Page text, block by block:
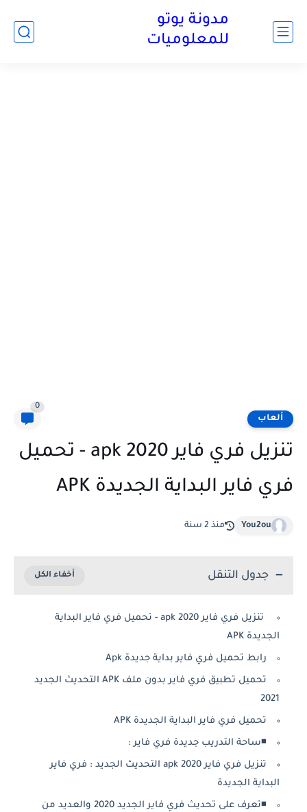
مدونة يوتو
للمعلوميات
ألعاب
0
تنزيل فري فاير 2020 apk - تحميل
فري فاير البداية الجديدة APK
You2ou منذ 2 سنة
جدول التنقل
تنزيل فري فاير 2020 apk - تحميل فري فاير البداية
الجديدة APK
رابط تحميل فري فاير بداية جديدة Apk
تحميل تطبيق فري فاير بدون ملف APK التحديث الجديد
2021
تحميل فري فاير البداية الجديدة APK
◾ساحة التدريب جديدة فري فاير :
تنزيل فري فاير 2020 apk التحديث الجديد : فري فاير
البداية الجديدة
◾تعرف على تحديث فري فاير الجديد 2020 والعديد من